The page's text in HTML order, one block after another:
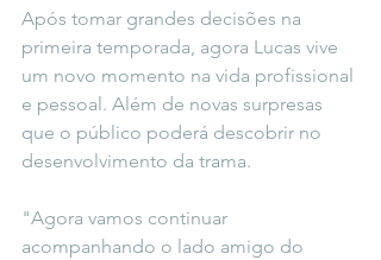
Após tomar grandes decisões na
primeira temporada, agora Lucas vive
um novo momento na vida profissional
e pessoal. Além de novas surpresas
que o público poderá descobrir no
desenvolvimento da trama.
"Agora vamos continuar
acompanhando o lado amigo do